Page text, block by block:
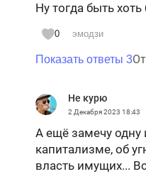
Ну тогда быть
0 эмодзи
Показать ответы 3
Не курю
2 Декабря 2023 18:43
А ещё замечу одну
капитализме, об
власть имущих...